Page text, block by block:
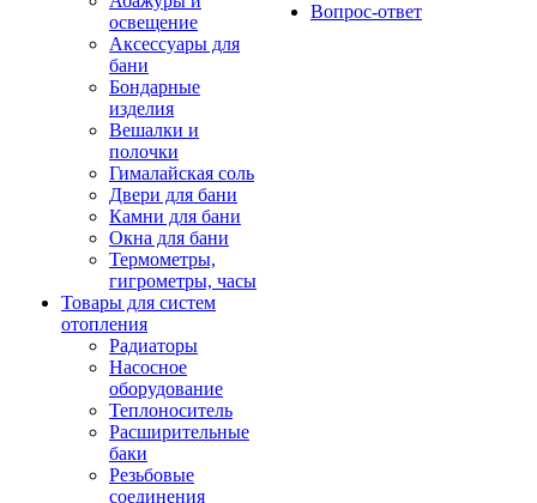
освещение
Аксессуары для
бани
Бондарные
изделия
Вешалки и
полочки
Гималайская соль
Двери для бани
Камни для бани
Окна для бани
Термометры,
гигрометры, часы
Товары для систем
отопления
Радиаторы
Насосное
оборудование
Теплоноситель
Расширительные
баки
Резьбовые
соединения
Вопрос-ответ